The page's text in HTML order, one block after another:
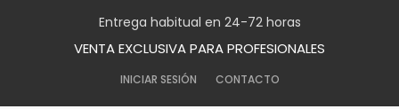
Entrega habitual en 24-72 horas
VENTA EXCLUSIVA PARA PROFESIONALES
INICIAR SESIÓN CONTACTO